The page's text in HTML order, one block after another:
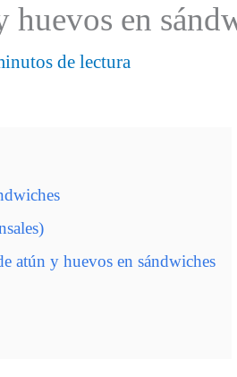
en
de lectura
atún y huevos en sándwiches